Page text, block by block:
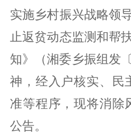
实施乡村振兴战略领
止返贫动态监测和帮
知》（湘委乡振组发
神，经入户核实、民
准等程序，现将消除
公告。